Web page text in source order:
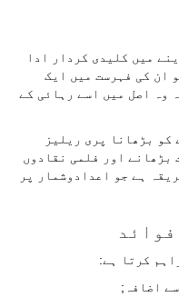
میں کلیدی کردار ادا
ان کی فہرست میں ایک
وہ اصل میں اسے رہائی کے
کو بڑھانا پری ریلیز
بڑھانے اور فلمی نقادوں
ہے جو اعدادوشمار پر
کرتا ہے:
اضافہ;